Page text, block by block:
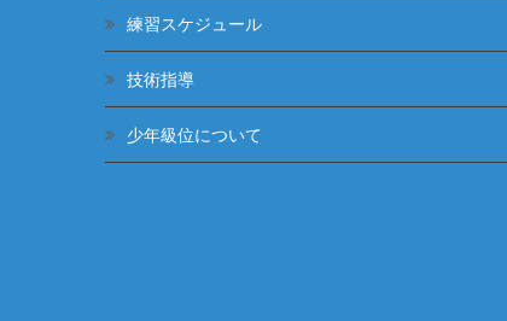
練習スケジュール
技術指導
少年級位について